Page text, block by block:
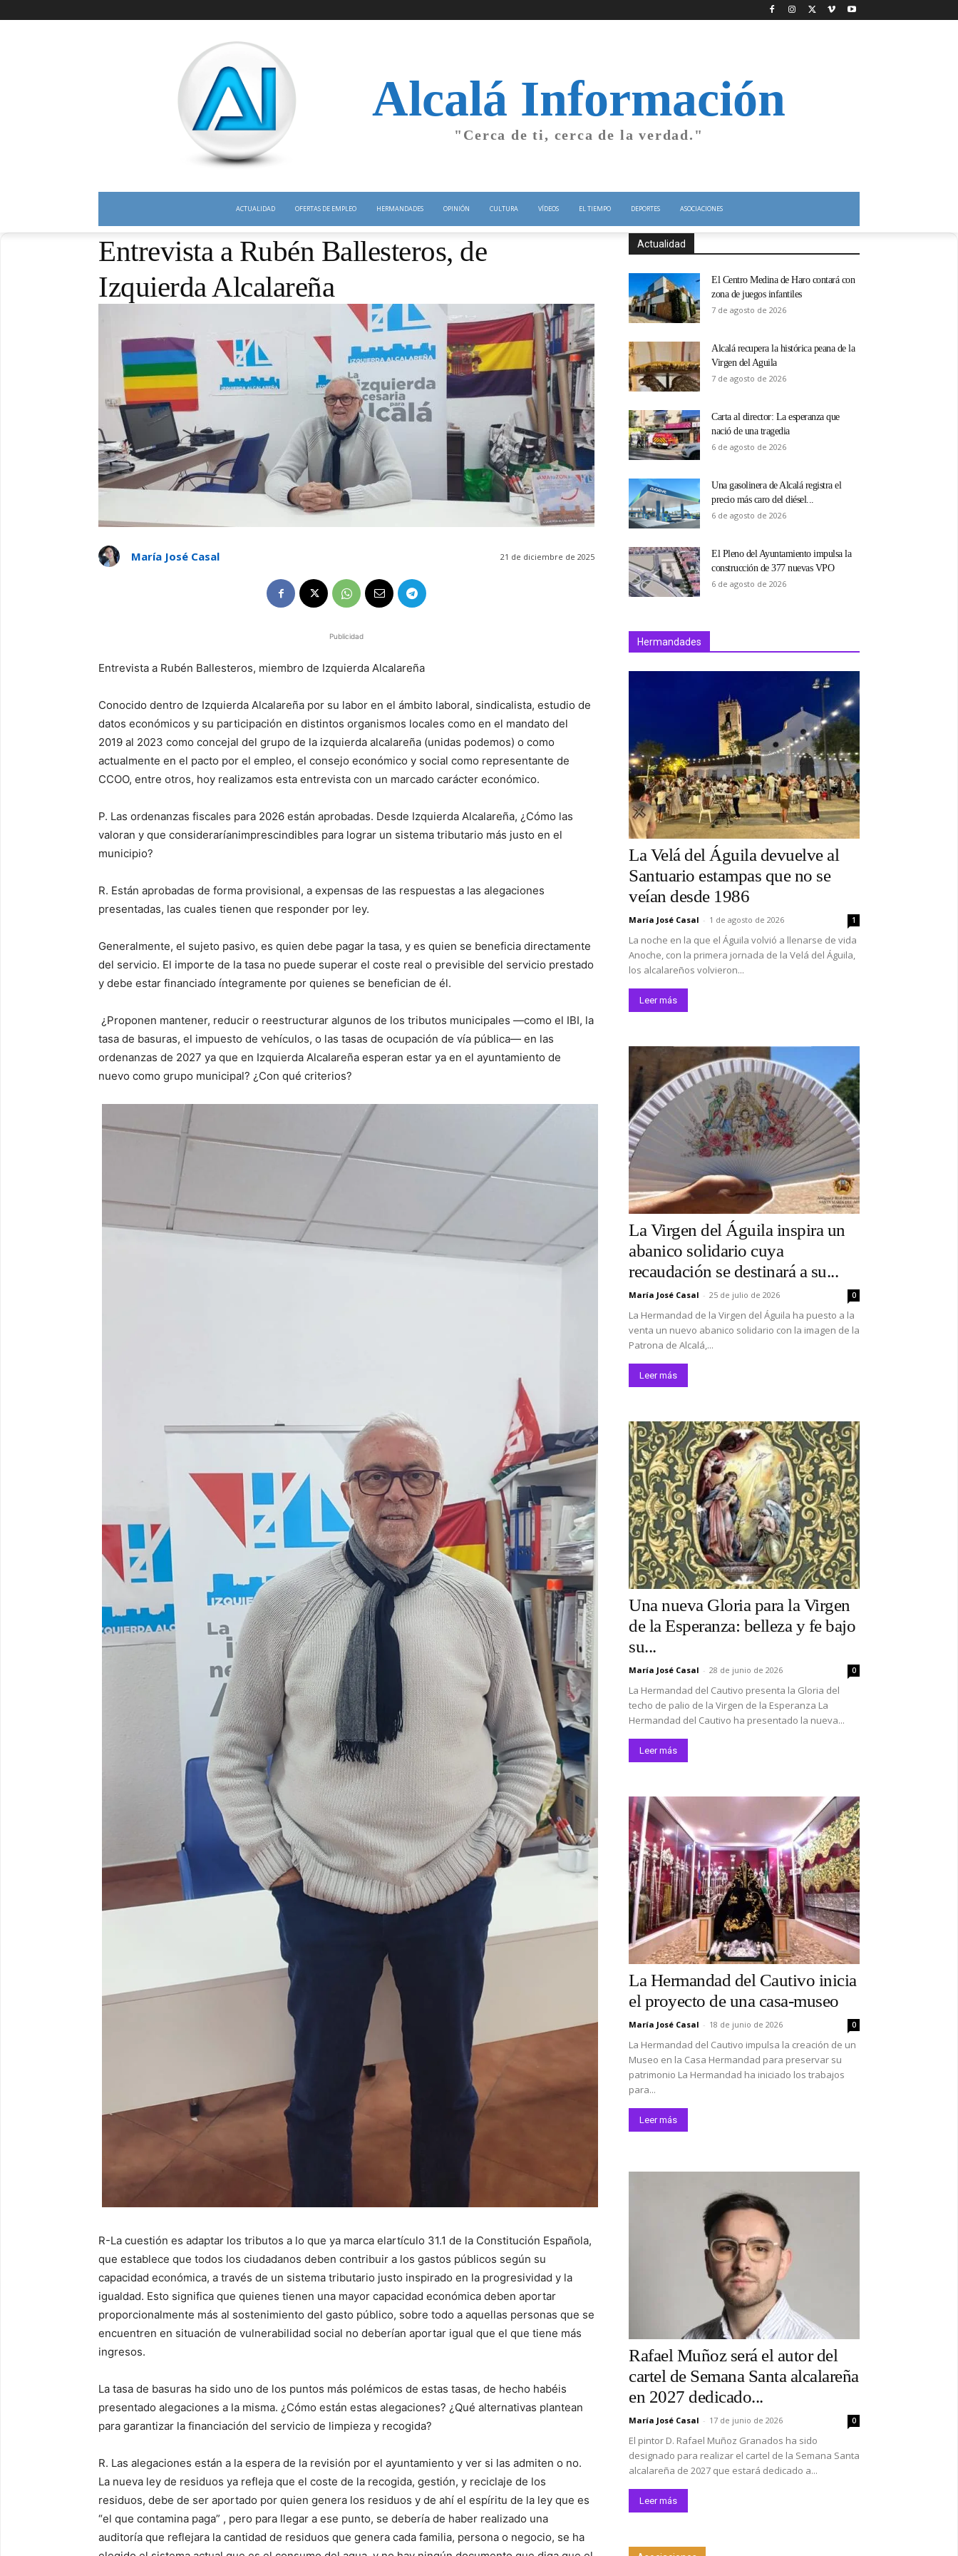
Alcalá Información
"Cerca de ti, cerca de la verdad."
ACTUALIDAD OFERTAS DE EMPLEO HERMANDADES OPINIÓN CULTURA VÍDEOS EL TIEMPO DEPORTES ASOCIACIONES
Entrevista a Rubén Ballesteros, de
Izquierda Alcalareña
21 de diciembre de 2025
María José Casal
Publicidad
Entrevista a Rubén Ballesteros, miembro de Izquierda Alcalareña
Conocido dentro de Izquierda Alcalareña por su labor en el ámbito laboral, sindicalista, estudio de
datos económicos y su participación en distintos organismos locales como en el mandato del
2019 al 2023 como concejal del grupo de la izquierda alcalareña (unidas podemos) o como
actualmente en el pacto por el empleo, el consejo económico y social como representante de
CCOO, entre otros, hoy realizamos esta entrevista con un marcado carácter económico.
P. Las ordenanzas fiscales para 2026 están aprobadas. Desde Izquierda Alcalareña, ¿Cómo las
valoran y que consideraríanimprescindibles para lograr un sistema tributario más justo en el
municipio?
R. Están aprobadas de forma provisional, a expensas de las respuestas a las alegaciones
presentadas, las cuales tienen que responder por ley.
Generalmente, el sujeto pasivo, es quien debe pagar la tasa, y es quien se beneficia directamente
del servicio. El importe de la tasa no puede superar el coste real o previsible del servicio prestado
y debe estar financiado íntegramente por quienes se benefician de él.
¿Proponen mantener, reducir o reestructurar algunos de los tributos municipales —como el IBI, la
tasa de basuras, el impuesto de vehículos, o las tasas de ocupación de vía pública— en las
ordenanzas de 2027 ya que en Izquierda Alcalareña esperan estar ya en el ayuntamiento de
nuevo como grupo municipal? ¿Con qué criterios?
R-La cuestión es adaptar los tributos a lo que ya marca elartículo 31.1 de la Constitución Española,
que establece que todos los ciudadanos deben contribuir a los gastos públicos según su
capacidad económica, a través de un sistema tributario justo inspirado en la progresividad y la
igualdad. Esto significa que quienes tienen una mayor capacidad económica deben aportar
proporcionalmente más al sostenimiento del gasto público, sobre todo a aquellas personas que se
encuentren en situación de vulnerabilidad social no deberían aportar igual que el que tiene más
ingresos.
La tasa de basuras ha sido uno de los puntos más polémicos de estas tasas, de hecho habéis
presentado alegaciones a la misma. ¿Cómo están estas alegaciones? ¿Qué alternativas plantean
para garantizar la financiación del servicio de limpieza y recogida?
R. Las alegaciones están a la espera de la revisión por el ayuntamiento y ver si las admiten o no.
La nueva ley de residuos ya refleja que el coste de la recogida, gestión, y reciclaje de los
residuos, debe de ser aportado por quien genera los residuos y de ahí el espíritu de la ley que es
“el que contamina paga” , pero para llegar a ese punto, se debería de haber realizado una
auditoría que reflejara la cantidad de residuos que genera cada familia, persona o negocio, se ha
Actualidad
El Centro Medina de Haro contará con
zona de juegos infantiles
7 de agosto de 2026
Alcalá recupera la histórica peana de la
Virgen del Aguila
7 de agosto de 2026
Carta al director: La esperanza que
nació de una tragedia
6 de agosto de 2026
Una gasolinera de Alcalá registra el
precio más caro del diésel...
6 de agosto de 2026
El Pleno del Ayuntamiento impulsa la
construcción de 377 nuevas VPO
6 de agosto de 2026
Hermandades
La Velá del Águila devuelve al
Santuario estampas que no se
veían desde 1986
María José Casal - 1 de agosto de 2026 1
La noche en la que el Águila volvió a llenarse de vida
Anoche, con la primera jornada de la Velá del Águila,
los alcalareños volvieron...
Leer más
La Virgen del Águila inspira un
abanico solidario cuya
recaudación se destinará a su...
María José Casal - 25 de julio de 2026 0
La Hermandad de la Virgen del Águila ha puesto a la
venta un nuevo abanico solidario con la imagen de la
Patrona de Alcalá,...
Leer más
Una nueva Gloria para la Virgen
de la Esperanza: belleza y fe bajo
su...
María José Casal - 28 de junio de 2026 0
La Hermandad del Cautivo presenta la Gloria del
techo de palio de la Virgen de la Esperanza La
Hermandad del Cautivo ha presentado la nueva...
Leer más
La Hermandad del Cautivo inicia
el proyecto de una casa-museo
María José Casal - 18 de junio de 2026 0
La Hermandad del Cautivo impulsa la creación de un
Museo en la Casa Hermandad para preservar su
patrimonio La Hermandad ha iniciado los trabajos
para...
Leer más
Rafael Muñoz será el autor del
cartel de Semana Santa alcalareña
en 2027 dedicado...
María José Casal - 17 de junio de 2026 0
El pintor D. Rafael Muñoz Granados ha sido
designado para realizar el cartel de la Semana Santa
alcalareña de 2027 que estará dedicado a...
Leer más